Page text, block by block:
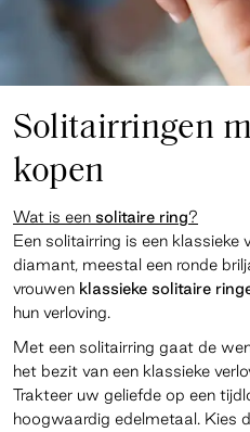
Solitairringen
kopen
Wat is een solitaire ring?
Een solitairring is een klassieke
diamant, meestal een ronde
vrouwen klassieke solitaire
hun verloving.
Met een solitairring gaat de
het bezit van een klassieke
Trakteer uw geliefde op een
hoogwaardig edelmetaal.